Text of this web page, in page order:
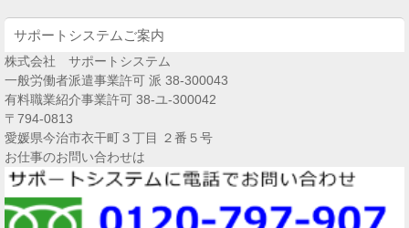
サポートシステムご案内
株式会社 サポートシステム
一般労働者派遣事業許可 派 38-300043
有料職業紹介事業許可 38-ユ-300042
〒794-0813
愛媛県今治市衣干町３丁目 ２番５号
お仕事のお問い合わせは